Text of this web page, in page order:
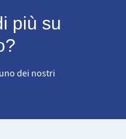
più su
dei nostri